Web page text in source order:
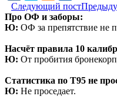
Следующий пост
Про ОФ и заборы:
Ю: ОФ за препятствие не
Насчёт правила 10
Ю: От пробития
Статистика по Т95 не
Ю: Не проседает.